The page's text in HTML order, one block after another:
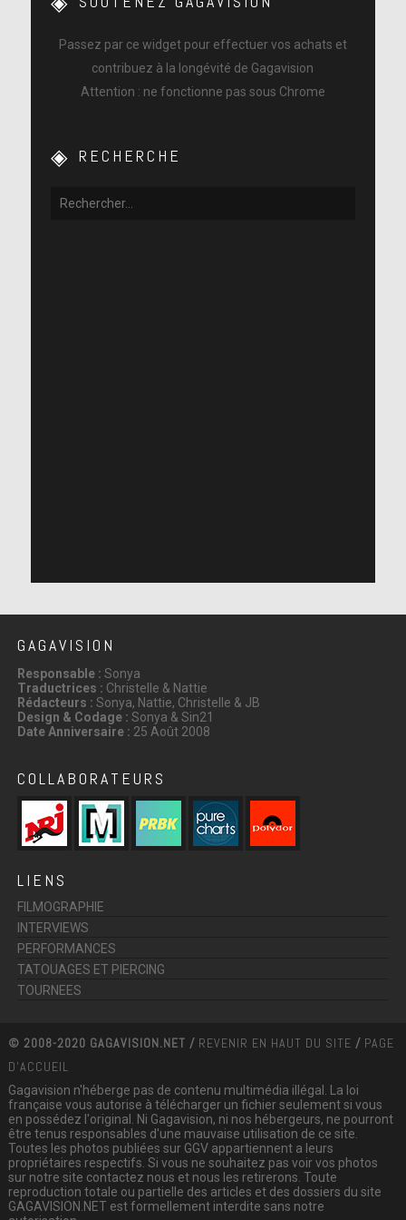
Passez par ce widget pour effectuer vos achats et
contribuez à la longévité de Gagavision
Attention : ne fonctionne pas sous Chrome
RECHERCHE
GAGAVISION
Responsable : Sonya
Traductrices : Christelle & Nattie
Rédacteurs : Sonya, Nattie, Christelle & JB
Design & Codage : Sonya & Sin21
Date Anniversaire : 25 Août 2008
COLLABORATEURS
LIENS
FILMOGRAPHIE
INTERVIEWS
PERFORMANCES
TATOUAGES ET PIERCING
TOURNEES
© 2008-2020 GAGAVISION.NET / REVENIR EN HAUT DU SITE / PAGE
D'ACCUEIL
Gagavision n'héberge pas de contenu multimédia illégal. La loi
française vous autorise à télécharger un fichier seulement si vous
en possédez l'original. Ni Gagavision, ni nos hébergeurs, ne pourront
être tenus responsables d'une mauvaise utilisation de ce site.
Toutes les photos publiées sur GGV appartiennent a leurs
propriétaires respectifs. Si vous ne souhaitez pas voir vos photos
sur notre site contactez nous et nous les retirerons. Toute
reproduction totale ou partielle des articles et des dossiers du site
GAGAVISION.NET est formellement interdite sans notre